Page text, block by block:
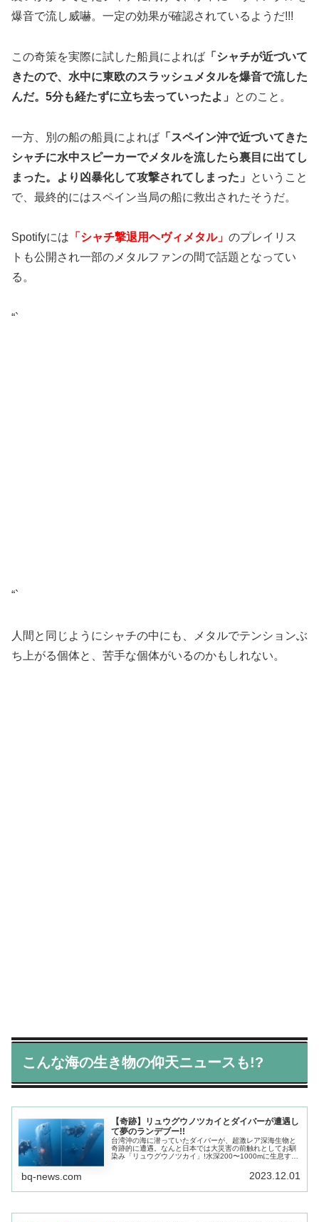
爆音で流し威嚇。一定の効果が確認されているようだ!!!
この奇策を実際に試した船員によれば 「シャチが近づいて
きたので、水中に東欧のスラッシュメタルを爆音で流した
んだ。5分も経たずに立ち去っていったよ」
とのこと。
一方、別の船の船員によれば 「スペイン沖で近づいてきた
シャチに水中スピーカーでメタルを流したら裏目に出てし
まった。より凶暴化して攻撃されてしまった」
ということ
で、最終的にはスペイン当局の船に救出されたそうだ。
Spotifyには 「シャチ撃退用ヘヴィメタル」 のプレイリス
トも公開され一部のメタルファンの間で話題となってい
る。
“`
“`
人間と同じようにシャチの中にも、メタルでテンションぶ
ち上がる個体と、苦手な個体がいるのかもしれない。
こんな海の生き物の仰天ニュースも!?
【奇跡】リュウグウノツカイとダイバーが遭遇し
て夢のランデブー!!
台湾沖の海に潜っていたダイバーが、超激レア深海生物と
奇跡的に遭遇。なんと日本では大災害の前触れとしてお馴
染み「リュウグウノツカイ」!水深200〜1000mに生息する
bq-news.com 2023.12.01